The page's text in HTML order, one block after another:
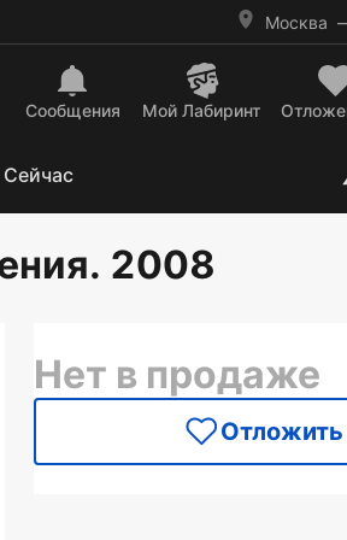
Москва
Сообщения Mой Лабиринт
2008
Нет в продаже
Отложить